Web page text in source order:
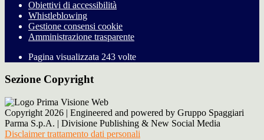
Obiettivi di accessibilità
Whistleblowing
Gestione consensi cookie
Amministrazione trasparente
Pagina visualizzata 243 volte
Sezione Copyright
Copyright 2026 | Engineered and powered by Gruppo Spaggiari
Parma S.p.A. | Divisione Publishing & New Social Media
Disclaimer trattamento dati personali